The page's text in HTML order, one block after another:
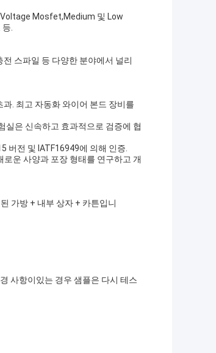
Mosfet,Medium 및 Low
.
전 스파일 등 다양한 분야에서 널리
. 최고 자동화 와이어 본드 장비를
실은 신속하고 효과적으로 검증에 협
버전 및 IATF16949에 의해 인증.
운 사양과 포장 형태를 연구하고 개
가방 + 내부 상자 + 카튼입니
사항이있는 경우 샘플은 다시 테스